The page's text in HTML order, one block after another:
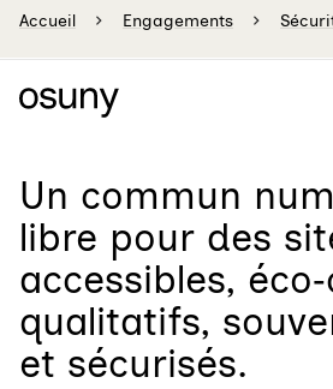
Accueil Engagements
Un commun
libre pour des
accessibles,
qualitatifs,
et sécurisés.